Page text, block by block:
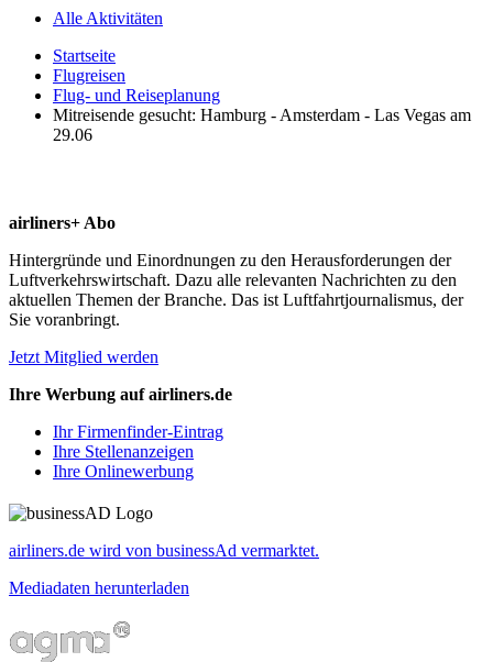
Alle Aktivitäten
Startseite
Flugreisen
Flug- und Reiseplanung
Mitreisende gesucht: Hamburg - Amsterdam - Las Vegas am
29.06
airliners+ Abo
Hintergründe und Einordnungen zu den Herausforderungen der
Luftverkehrswirtschaft. Dazu alle relevanten Nachrichten zu den
aktuellen Themen der Branche. Das ist Luftfahrtjournalismus, der
Sie voranbringt.
Jetzt Mitglied werden
Ihre Werbung auf airliners.de
Ihr Firmenfinder-Eintrag
Ihre Stellenanzeigen
Ihre Onlinewerbung
airliners.de wird von businessAd vermarktet.
Mediadaten herunterladen